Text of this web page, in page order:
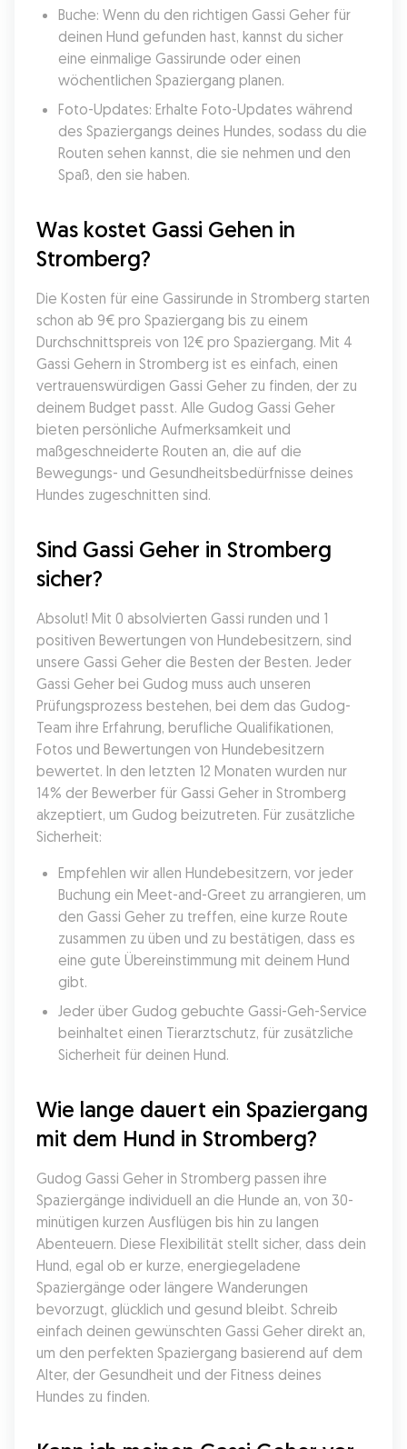
Buche: Wenn du den richtigen Gassi Geher für
deinen Hund gefunden hast, kannst du sicher
eine einmalige Gassirunde oder einen
wöchentlichen Spaziergang planen.
Foto-Updates: Erhalte Foto-Updates während
des Spaziergangs deines Hundes, sodass du die
Routen sehen kannst, die sie nehmen und den
Spaß, den sie haben.
Was kostet Gassi Gehen in
Stromberg?
Die Kosten für eine Gassirunde in Stromberg starten
schon ab 9€ pro Spaziergang bis zu einem
Durchschnittspreis von 12€ pro Spaziergang. Mit 4
Gassi Gehern in Stromberg ist es einfach, einen
vertrauenswürdigen Gassi Geher zu finden, der zu
deinem Budget passt. Alle Gudog Gassi Geher
bieten persönliche Aufmerksamkeit und
maßgeschneiderte Routen an, die auf die
Bewegungs- und Gesundheitsbedürfnisse deines
Hundes zugeschnitten sind.
Sind Gassi Geher in Stromberg
sicher?
Absolut! Mit 0 absolvierten Gassi runden und 1
positiven Bewertungen von Hundebesitzern, sind
unsere Gassi Geher die Besten der Besten. Jeder
Gassi Geher bei Gudog muss auch unseren
Prüfungsprozess bestehen, bei dem das Gudog-
Team ihre Erfahrung, berufliche Qualifikationen,
Fotos und Bewertungen von Hundebesitzern
bewertet. In den letzten 12 Monaten wurden nur
14% der Bewerber für Gassi Geher in Stromberg
akzeptiert, um Gudog beizutreten. Für zusätzliche
Sicherheit:
Empfehlen wir allen Hundebesitzern, vor jeder
Buchung ein Meet-and-Greet zu arrangieren, um
den Gassi Geher zu treffen, eine kurze Route
zusammen zu üben und zu bestätigen, dass es
eine gute Übereinstimmung mit deinem Hund
gibt.
Jeder über Gudog gebuchte Gassi-Geh-Service
beinhaltet einen Tierarztschutz, für zusätzliche
Sicherheit für deinen Hund.
Wie lange dauert ein Spaziergang
mit dem Hund in Stromberg?
Gudog Gassi Geher in Stromberg passen ihre
Spaziergänge individuell an die Hunde an, von 30-
minütigen kurzen Ausflügen bis hin zu langen
Abenteuern. Diese Flexibilität stellt sicher, dass dein
Hund, egal ob er kurze, energiegeladene
Spaziergänge oder längere Wanderungen
bevorzugt, glücklich und gesund bleibt. Schreib
einfach deinen gewünschten Gassi Geher direkt an,
um den perfekten Spaziergang basierend auf dem
Alter, der Gesundheit und der Fitness deines
Hundes zu finden.